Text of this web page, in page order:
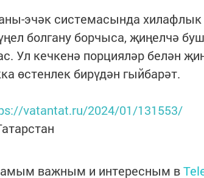
эчәк системасында хилафлык
болгану борчыса, җиңелчә
Ул кечкенә порцияләр белән
өстенлек бирүдән гыйбарәт.
vatantat.ru/2024/01/131553/
важным и интересным в